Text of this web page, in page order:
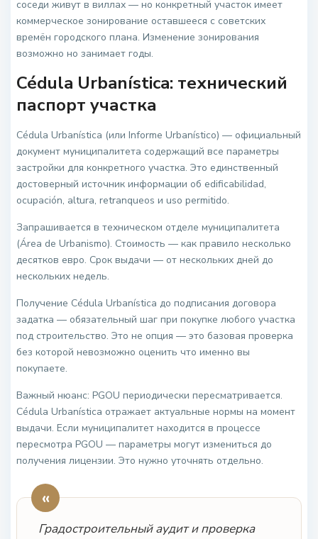
соседи живут в виллах — но конкретный участок имеет
коммерческое зонирование оставшееся с советских
времён городского плана. Изменение зонирования
возможно но занимает годы.
Cédula Urbanística: технический
паспорт участка
Cédula Urbanística (или Informe Urbanístico) — официальный
документ муниципалитета содержащий все параметры
застройки для конкретного участка. Это единственный
достоверный источник информации об edificabilidad,
ocupación, altura, retranqueos и uso permitido.
Запрашивается в техническом отделе муниципалитета
(Área de Urbanismo). Стоимость — как правило несколько
десятков евро. Срок выдачи — от нескольких дней до
нескольких недель.
Получение Cédula Urbanística до подписания договора
задатка — обязательный шаг при покупке любого участка
под строительство. Это не опция — это базовая проверка
без которой невозможно оценить что именно вы
покупаете.
Важный нюанс: PGOU периодически пересматривается.
Cédula Urbanística отражает актуальные нормы на момент
выдачи. Если муниципалитет находится в процессе
пересмотра PGOU — параметры могут измениться до
получения лицензии. Это нужно уточнять отдельно.
«
Градостроительный аудит и проверка